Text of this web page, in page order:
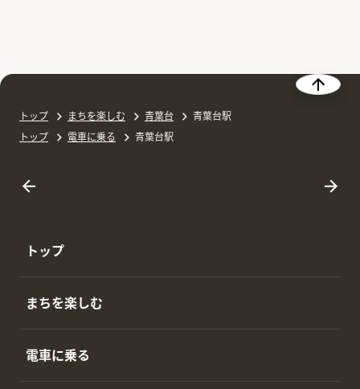
トップ まちを楽しむ 青葉台
青葉台駅
トップ
電車に乗る 青葉台駅
トップ
まちを楽しむ
電車に乗る